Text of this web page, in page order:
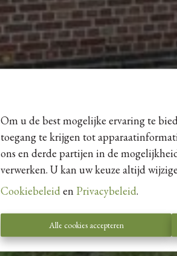
Om u de best mogelijke ervaring te
toegang te krijgen tot
ons en derde partijen in de
verwerken. U kan uw keuze altijd
Cookiebeleid en Privacybeleid.
Alle cookies accepteren